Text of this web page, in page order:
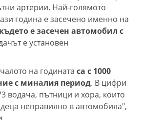
артерии. Най-голямото
година е засечено именно на
където е засечен автомобил с
е установен
на годината са с 1000
с миналия период. В цифри
водача, пътници и хора, които
неправилно в автомобила",